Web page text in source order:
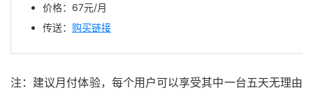
价格：67元/月
传送： 购买链接
注：建议月付体验，每个用户可以享受其中一台五天无理由